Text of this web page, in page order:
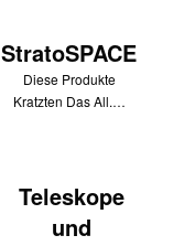
StratoSPACE
Diese Produkte
Kratzten Das All.…
Teleskope
und